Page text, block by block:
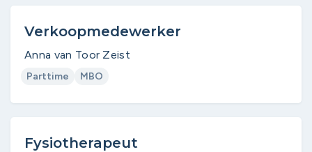
Verkoopmedewerker
Anna van Toor Zeist
Parttime MBO
Fysiotherapeut